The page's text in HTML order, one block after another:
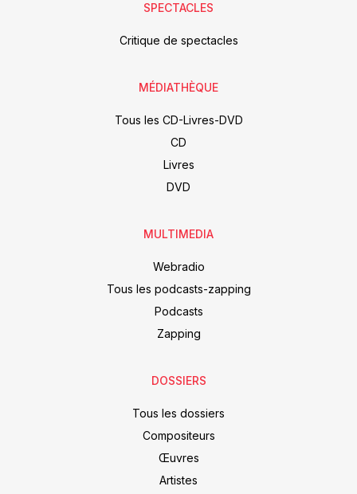
SPECTACLES
Critique de spectacles
MÉDIATHÈQUE
Tous les CD-Livres-DVD
CD
Livres
DVD
MULTIMEDIA
Webradio
Tous les podcasts-zapping
Podcasts
Zapping
DOSSIERS
Tous les dossiers
Compositeurs
Œuvres
Artistes